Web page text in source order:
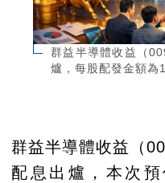
群益半導體收益（
爐，每股配發金額為
群益半導體收益（
配息出爐，本次